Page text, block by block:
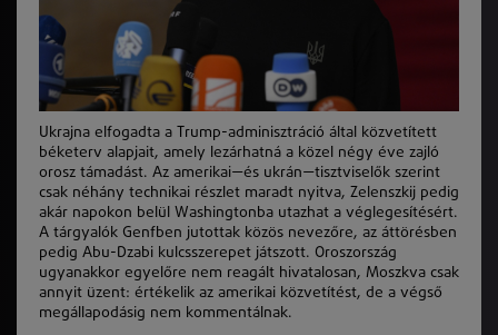
Ukrajna elfogadta a Trump-adminisztráció által közvetített
béketerv alapjait, amely lezárhatná a közel négy éve zajló
orosz támadást. Az amerikai—és ukrán—tisztviselők szerint
csak néhány technikai részlet maradt nyitva, Zelenszkij pedig
akár napokon belül Washingtonba utazhat a véglegesítésért.
A tárgyalók Genfben jutottak közös nevezőre, az áttörésben
pedig Abu-Dzabi kulcsszerepet játszott. Oroszország
ugyanakkor egyelőre nem reagált hivatalosan, Moszkva csak
annyit üzent: értékelik az amerikai közvetítést, de a végső
megállapodásig nem kommentálnak.